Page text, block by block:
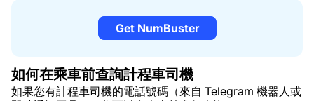
Get NumBuster
如何在乘車前查詢計程車司機
如果您有計程車司機的電話號碼（來自 Telegram 機器人或